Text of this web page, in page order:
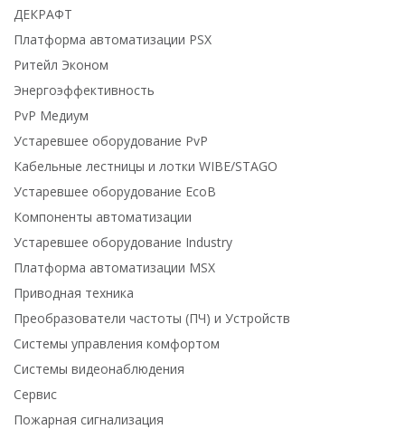
ДЕКРАФТ
Платформа автоматизации PSX
Ритейл Эконом
Энергоэффективность
PvP Медиум
Устаревшее оборудование PvP
Кабельные лестницы и лотки WIBE/STAGO
Устаревшее оборудование EcoB
Компоненты автоматизации
Устаревшее оборудование Industry
Платформа автоматизации MSX
Приводная техника
Преобразователи частоты (ПЧ) и Устройств
Системы управления комфортом
Системы видеонаблюдения
Сервис
Пожарная сигнализация